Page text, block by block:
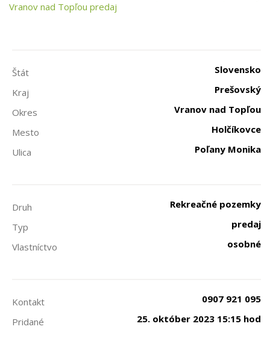
Vranov nad Topľou predaj
Štát
Slovensko
Kraj
Prešovský
Okres
Vranov nad Topľou
Mesto
Holčíkovce
Ulica
Poľany Monika
Druh
Rekreačné pozemky
Typ
predaj
Vlastníctvo
osobné
Kontakt
0907 921 095
Pridané
25. október 2023 15:15 hod